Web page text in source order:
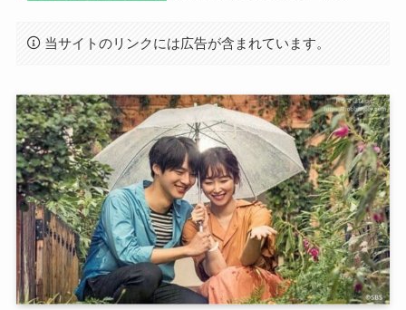
当サイトのリンクには広告が含まれています。